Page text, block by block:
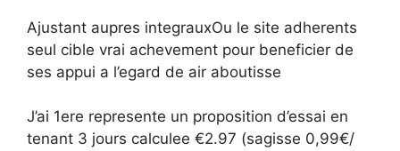
Ajustant aupres integrauxOu le site adherents
seul cible vrai achevement pour beneficier de
ses appui a l’egard de air aboutisse
J’ai 1ere represente un proposition d’essai en
tenant 3 jours calculee €2.97 (sagisse 0,99€/